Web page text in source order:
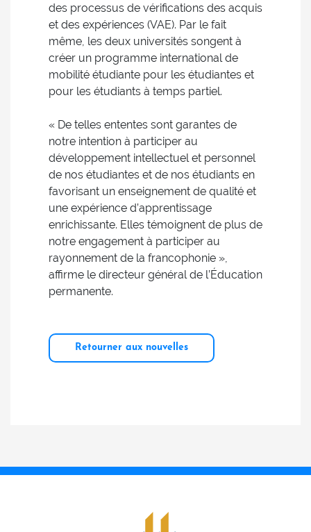
des processus de vérifications des acquis
et des expériences (VAE). Par le fait
même, les deux universités songent à
créer un programme international de
mobilité étudiante pour les étudiantes et
pour les étudiants à temps partiel.
« De telles ententes sont garantes de
notre intention à participer au
développement intellectuel et personnel
de nos étudiantes et de nos étudiants en
favorisant un enseignement de qualité et
une expérience d’apprentissage
enrichissante. Elles témoignent de plus de
notre engagement à participer au
rayonnement de la francophonie »,
affirme le directeur général de l’Éducation
permanente.
Retourner aux nouvelles